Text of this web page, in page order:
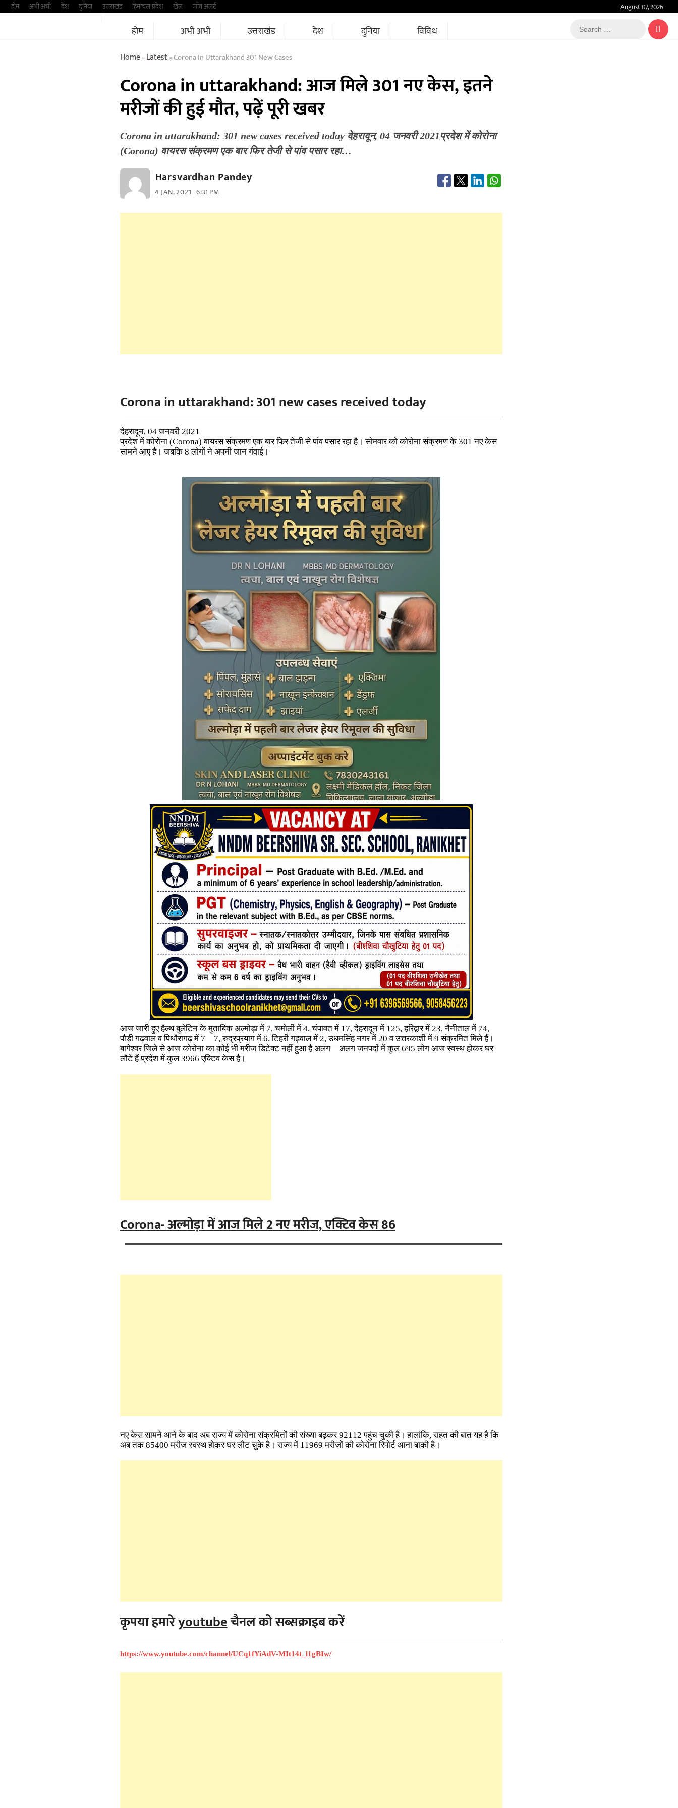
Skipहोम अभी अभी देश दुनिया उत्तराखंड हिमांचल प्रदेश खेल जॉब अलर्ट August 07, 2026
होम अभी अभी उत्तराखंड देश दुनिया विविध
Search
…
Home»Latest»Corona In Uttarakhand 301 New Cases
Corona in uttarakhand: आज मिले 301 नए केस, इतने
मरीजों की हुई मौत, पढ़ें पूरी खबर
Corona in uttarakhand: 301 new cases received today देहरादून, 04 जनवरी 2021प्रदेश में कोरोना
(Corona) वायरस संक्रमण एक बार फिर तेजी से पांव पसार रहा…
Harsvardhan Pandey
4 JAN, 2021 6:31 PM
Corona in uttarakhand: 301 new cases received today
देहरादून, 04 जनवरी 2021
प्रदेश में कोरोना (Corona) वायरस संक्रमण एक बार फिर तेजी से पांव पसार रहा है। सोमवार को कोरोना संक्रमण के 301 नए केस
सामने आए है। जबकि 8 लोगों ने अपनी जान गंवाई।
आज जारी हुए हैल्थ बुलेटिन के मुताबिक अल्मोड़ा में 7, चमोली में 4, चंपावत में 17, देहरादून में 125, हरिद्वार में 23, नैनीताल में 74,
पौड़ी गढ़वाल व पिथौरागढ़ में 7—7, रुद्रप्रयाग में 6, टिहरी गढ़वाल में 2, उधमसिंह नगर में 20 व उत्तरकाशी में 9 संक्रमित मिले हैं।
बागेश्वर जिले से आज कोरोना का कोई भी मरीज डिटेक्ट नहीं हुआ है अलग—अलग जनपदों में कुल 695 लोग आज स्वस्थ होकर घर
लौटे हैं प्रदेश में कुल​ 3966 एक्टिव केस है।
Corona- अल्मोड़ा में आज मिले 2 नए मरीज, एक्टिव केस 86
नए केस सामने आने के बाद अब राज्य में कोरोना संक्रमितों की संख्या बढ़कर 92112 पहुंच चुकी है। हालांकि, राहत की बात यह है कि
अब तक 85400 मरीज स्वस्थ होकर घर लौट चुके है। राज्य में 11969 मरीजों की कोरोना रिपोर्ट आना बाकी है।
कृपया हमारेyoutubeचैनल को सब्सक्राइब करें
https://www.youtube.com/channel/UCq1fYiAdV-MIt14t_l1gBIw/